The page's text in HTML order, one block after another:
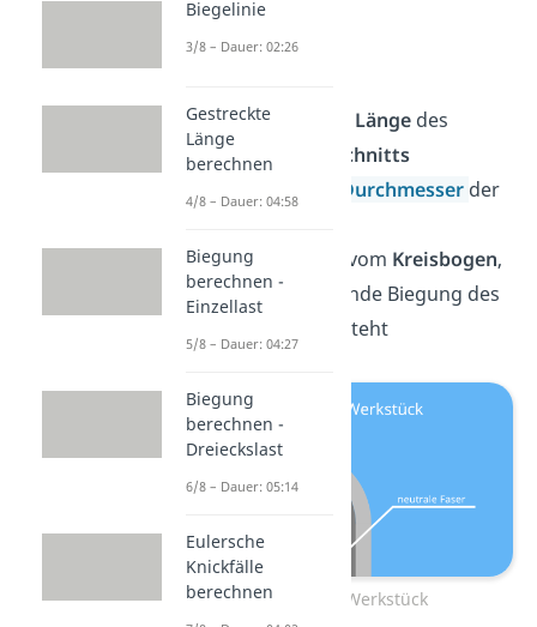
Formel:
lbbeschreibt die Längedes
gebogenen Abschnitts
Durchmesser der
αist der vom Kreisbogen,
der durch die runde Biegung des
Werkstücks entsteht
gebogenes Werkstück
Biegelinie
3/8 – Dauer: 02:26
Gestreckte
Länge
berechnen
4/8 – Dauer: 04:58
Biegung
berechnen -
Einzellast
5/8 – Dauer: 04:27
Biegung
berechnen -
Dreieckslast
6/8 – Dauer: 05:14
Eulersche
Knickfälle
berechnen